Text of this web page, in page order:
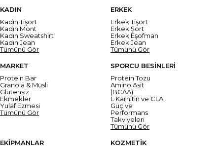
KADIN
Kadın Tişört
Kadın Mont
Kadın Sweatshirt
Kadın Jean
Tümünü Gör
ERKEK
Erkek Tişört
Erkek Şort
Erkek Eşofman
Erkek Jean
Tümünü Gör
MARKET
Protein Bar
Granola & Müsli
Glutensiz
Ekmekler
Yulaf Ezmesi
Tümünü Gör
SPORCU BESİNLERİ
Protein Tozu
Amino Asit
(BCAA)
L Karnitin ve CLA
Güç ve
Performans
Takviyeleri
Tümünü Gör
EKİPMANLAR
KOZMETİK